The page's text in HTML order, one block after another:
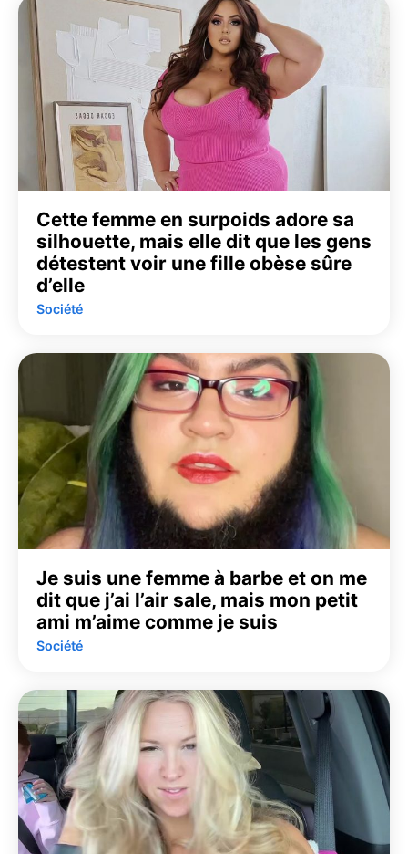
Cette femme en surpoids adore sa
silhouette, mais elle dit que les gens
détestent voir une fille obèse sûre
d’elle
Société
Je suis une femme à barbe et on me
dit que j’ai l’air sale, mais mon petit
ami m’aime comme je suis
Société